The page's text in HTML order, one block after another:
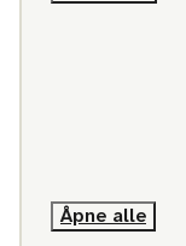
Åpne alle